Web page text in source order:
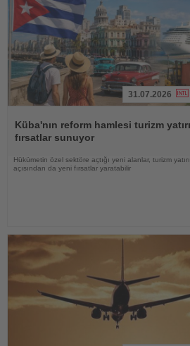
Oku
31.07.2026
Küba'nın reform hamlesi turizm
fırsatlar sunuyor
Hükümetin özel sektöre açtığı yeni alanlar, turizm
açısından da yeni fırsatlar yaratabilir